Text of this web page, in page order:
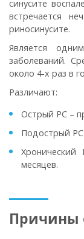
синусите
встречается
риносинусите.
Является
заболеваний.
около 4-х раз в
Различают:
Острый РС –
Подострый
месяцев.
Причины